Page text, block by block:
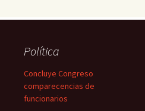
Política
Concluye Congreso
comparecencias de
funcionarios